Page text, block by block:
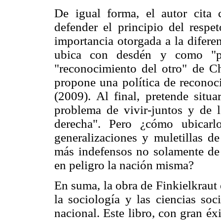
De igual forma, el autor cita
defender el principio del
importancia otorgada a la
ubica con desdén y como
"reconocimiento del otro" de
propone una política de
(2009). Al final, pretende
problema de vivir-juntos y de
derecha". Pero ¿cómo
generalizaciones y muletillas
más indefensos no solamente
en peligro la nación misma?
En suma, la obra de Finkielkraut
la sociología y las ciencias
nacional. Este libro, con gran